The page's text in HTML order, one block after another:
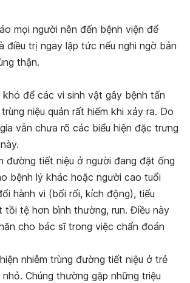
mọi người nên đến bệnh viện để
điều trị ngay lập tức nếu nghi ngờ bản
thận.
khó để các vi sinh vật gây bệnh tấn
niệu quản rất hiếm khi xảy ra. Do
vẫn chưa rõ các biểu hiện đặc trưng
đường tiết niệu ở người đang đặt ống
bệnh lý khác hoặc người cao tuổi
hành vi (bối rối, kích động), tiểu
tồi tệ hơn bình thường, run. Điều này
cho bác sĩ trong việc chẩn đoán
nhiễm trùng đường tiết niệu ở trẻ
Chúng thường gặp những triệu